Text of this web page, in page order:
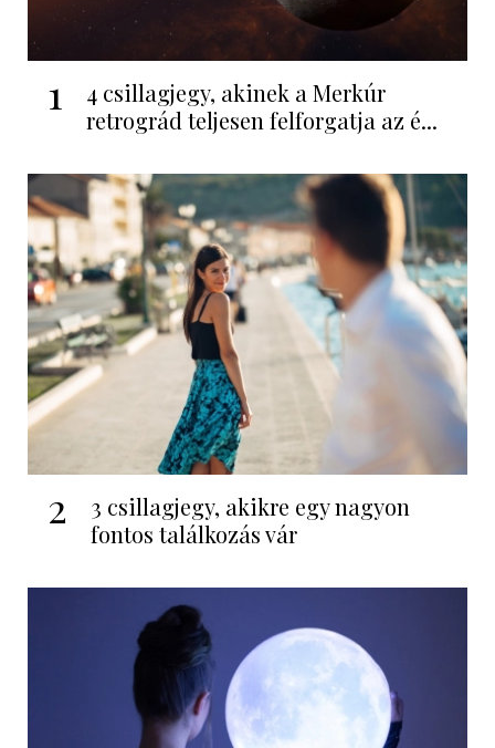
1
4 csillagjegy, akinek a Merkúr
retrográd teljesen felforgatja az é...
2
3 csillagjegy, akikre egy nagyon
fontos találkozás vár